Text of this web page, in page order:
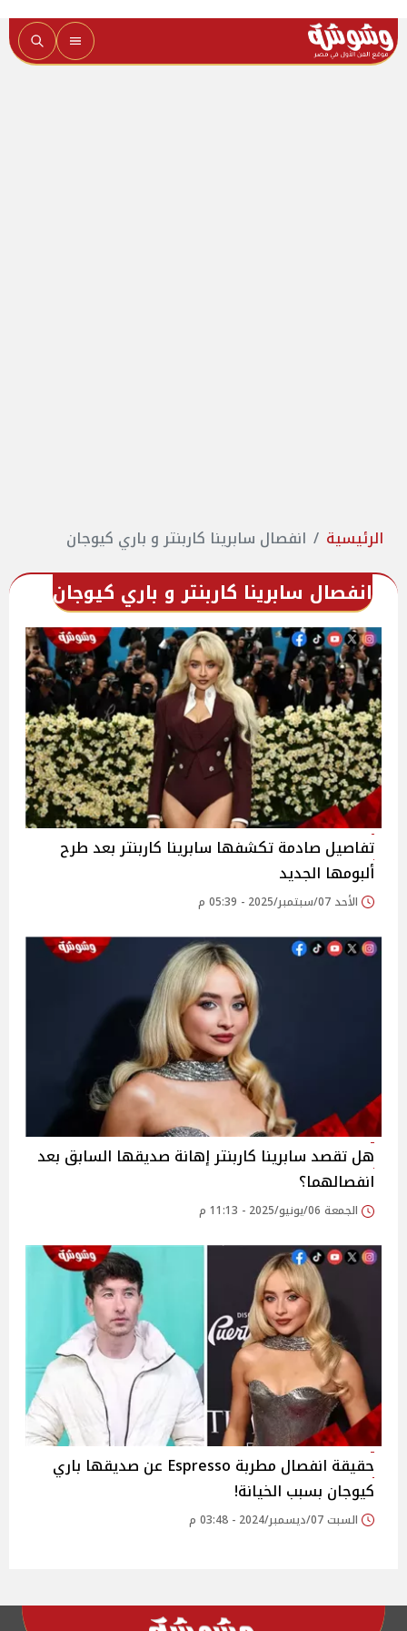
الرئيسية انفصال سابرينا كاربنتر و باري كيوجان
انفصال سابرينا كاربنتر و باري كيوجان
تفاصيل صادمة تكشفها سابرينا كاربنتر بعد طرح
ألبومها الجديد
الأحد 07/سبتمبر/2025 - 05:39 م
هل تقصد سابرينا كاربنتر إهانة صديقها السابق بعد
انفصالهما؟
الجمعة 06/يونيو/2025 - 11:13 م
حقيقة انفصال مطربة Espresso عن صديقها باري
كيوجان بسبب الخيانة!
السبت 07/ديسمبر/2024 - 03:48 م